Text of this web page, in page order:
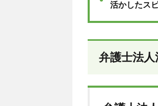
活かしたス
弁護士法